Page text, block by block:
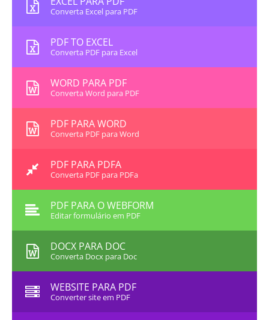
Converta Excel para PDF
PDF TO EXCEL
Converta PDF para Excel
WORD PARA PDF
Converta Word para PDF
PDF PARA WORD
Converta PDF para Word
PDF PARA PDFA
Converta PDF para PDFa
PDF PARA O WEBFORM
Editar formulário em PDF
DOCX PARA DOC
Converta Docx para Doc
WEBSITE PARA PDF
Converter site em PDF